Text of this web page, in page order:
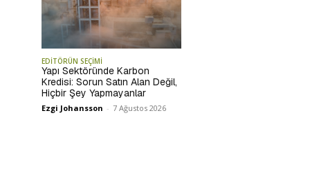
EDİTÖRÜN SEÇİMİ
Yapı Sektöründe Karbon
Kredisi: Sorun Satın Alan Değil,
Hiçbir Şey Yapmayanlar
Ezgi Johansson - 7 Ağustos 2026